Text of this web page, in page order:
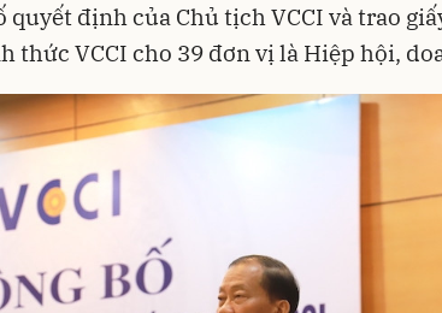
quyết định của Chủ tịch VCCI và trao
thức VCCI cho 39 đơn vị là Hiệp hội,